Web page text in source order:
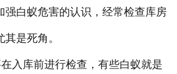
强白蚁危害的认识，经常检查库房
是死角。
入库前进行检查，有些白蚁就是